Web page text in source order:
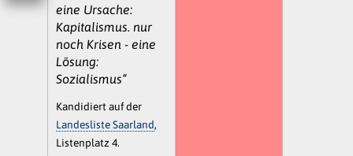
eine Ursache:
Kapitalismus. nur
noch Krisen - eine
Lösung:
Sozialismus“
Kandidiert auf der
Landesliste Saarland,
Listenplatz 4.